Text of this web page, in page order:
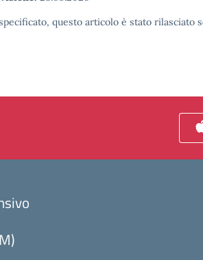
questo articolo è stato